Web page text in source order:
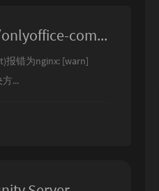
nginx: [warn] duplicate MIME type "text/html" in /etc/nginx/includes/onlyoffice-communityserver-common.conf:19
报错为nginx: [warn]
...